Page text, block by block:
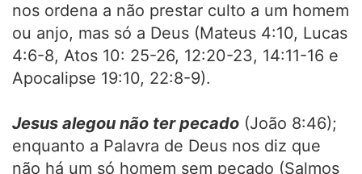
nos ordena a não prestar culto a um homem
ou anjo, mas só a Deus (Mateus 4:10, Lucas
4:6-8, Atos 10: 25-26, 12:20-23, 14:11-16 e
Apocalipse 19:10, 22:8-9).
Jesus alegou não ter pecado (João 8:46);
enquanto a Palavra de Deus nos diz que
não há um só homem sem pecado (Salmos